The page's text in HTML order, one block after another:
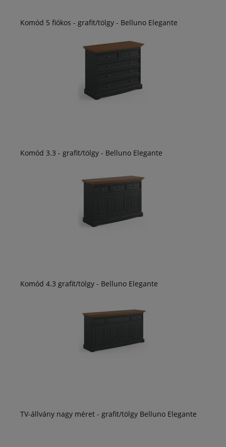
Komód 5 fiókos - grafit/tölgy - Belluno Elegante
Komód 3.3 - grafit/tölgy - Belluno Elegante
Komód 4.3 grafit/tölgy - Belluno Elegante
TV-állvány nagy méret - grafit/tölgy Belluno Elegante